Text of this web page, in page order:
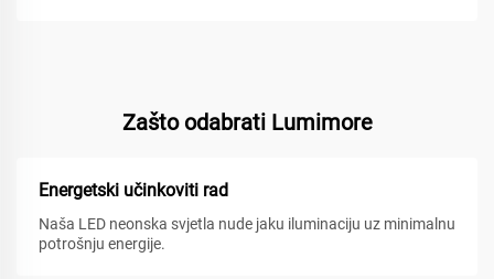
Zašto odabrati Lumimore
Energetski učinkoviti rad
Naša LED neonska svjetla nude jaku iluminaciju uz minimalnu
potrošnju energije.